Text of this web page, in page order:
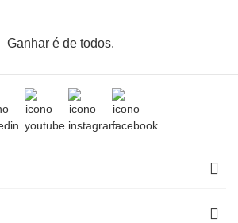
Ganhar é de todos.